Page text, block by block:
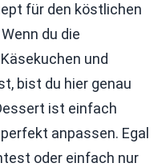
für den köstlichen
du die
und
bist du hier genau
ist einfach
anpassen. Egal
oder einfach nur